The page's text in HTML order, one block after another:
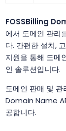
FOSSBilling
에서 도메인 관리
다. 간편한 설치,
지원을 통해 도메
인 솔루션입니다.
도메인 판매 및 관
Domain Name
공합니다.